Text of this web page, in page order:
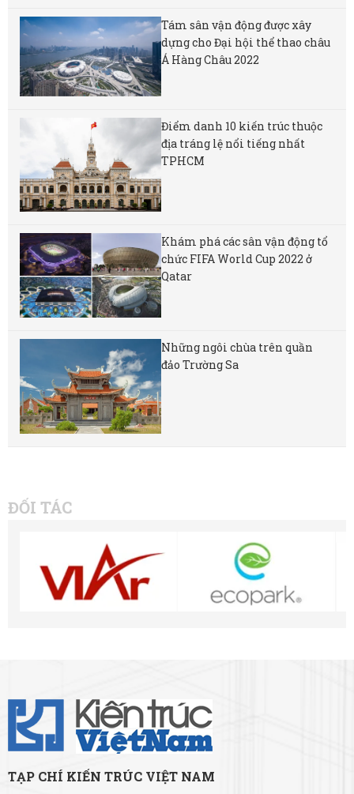
Tám sân vận động được xây
dựng cho Đại hội thể thao châu
Á Hàng Châu 2022
Điểm danh 10 kiến trúc thuộc
địa tráng lệ nổi tiếng nhất
TPHCM
Khám phá các sân vận động tổ
chức FIFA World Cup 2022 ở
Qatar
Những ngôi chùa trên quần
đảo Trường Sa
ĐỐI TÁC
TẠP CHÍ KIẾN TRÚC VIỆT NAM